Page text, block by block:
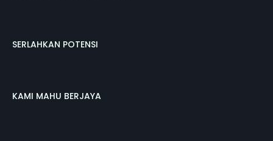
SERLAHKAN POTENSI
KAMI MAHU BERJAYA